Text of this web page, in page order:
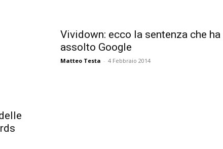
Vividown: ecco la sentenza che ha
assolto Google
Matteo Testa - 4 Febbraio 2014